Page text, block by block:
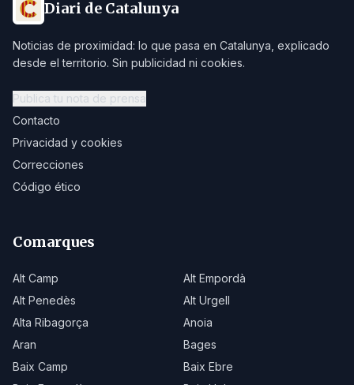
Diari de Catalunya
Noticias de proximidad: lo que pasa en Catalunya, explicado
desde el territorio. Sin publicidad ni cookies.
Publica tu nota de prensa
Contacto
Privacidad y cookies
Correcciones
Código ético
Comarques
Alt Camp
Alt Empordà
Alt Penedès
Alt Urgell
Alta Ribagorça
Anoia
Aran
Bages
Baix Camp
Baix Ebre